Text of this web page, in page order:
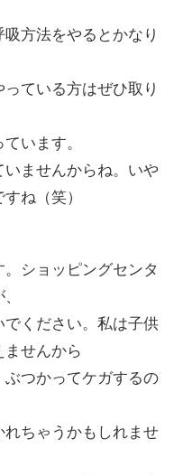
方法をやるとかなり
ている方はぜひ取り
います。
ませんからね。いや
ね（笑）
ショッピングセンタ
ください。私は子供
せんから
つかってケガするの
ちゃうかもしれませ